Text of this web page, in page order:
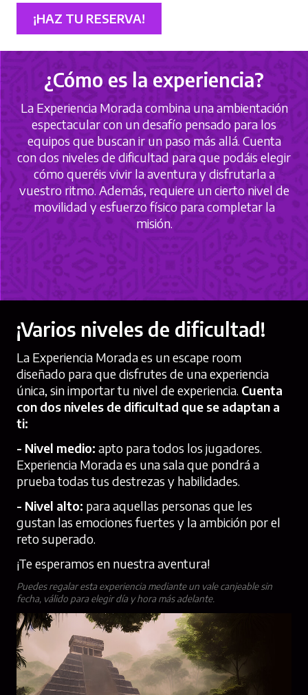
¡HAZ TU RESERVA!
¿Cómo es la experiencia?
La Experiencia Morada combina una ambientación
espectacular con un desafío pensado para los
equipos que buscan ir un paso más allá. Cuenta
con dos niveles de dificultad para que podáis elegir
cómo queréis vivir la aventura y disfrutarla a
vuestro ritmo. Además, requiere un cierto nivel de
movilidad y esfuerzo físico para completar la
misión.
¡Varios niveles de dificultad!
La Experiencia Morada es un escape room
diseñado para que disfrutes de una experiencia
única, sin importar tu nivel de experiencia. Cuenta
con dos niveles de dificultad que se adaptan a
ti:
- Nivel medio: apto para todos los jugadores.
Experiencia Morada es una sala que pondrá a
prueba todas tus destrezas y habilidades.
- Nivel alto: para aquellas personas que les
gustan las emociones fuertes y la ambición por el
reto superado.
¡Te esperamos en nuestra aventura!
Puedes regalar esta experiencia mediante un vale canjeable sin
fecha, válido para elegir día y hora más adelante.